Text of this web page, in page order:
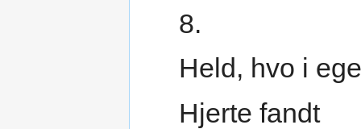
8.
Held, hvo i
Hjerte fandt